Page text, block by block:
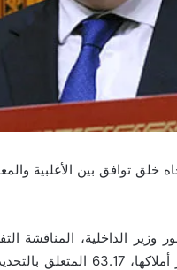
الوصاية الإدارية على الجماعات